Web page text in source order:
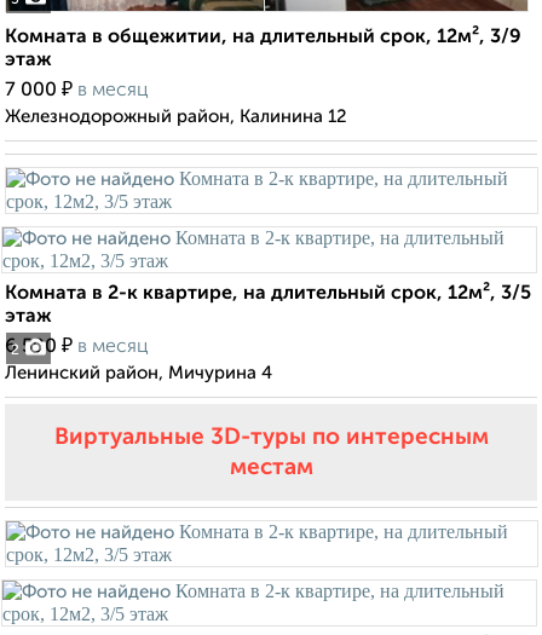
Комната в общежитии, на длительный срок, 12м², 3/9
этаж
7 000 ₽ в месяц
Железнодорожный район, Калинина 12
2
Комната в 2-к квартире, на длительный срок, 12м², 3/5
этаж
6 500 ₽ в месяц
Ленинский район, Мичурина 4
Виртуальные 3D-туры по интересным
местам